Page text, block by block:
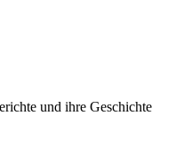
und ihre Geschichte